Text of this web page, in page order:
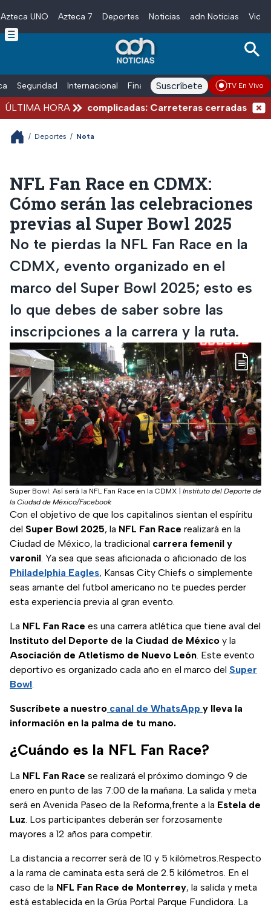
Skip to main content
Azteca UNO Azteca 7 Deportes Noticias adn Noticias
Seguridad Internacional Finanzas adn Noticias Radio
Suscríbete TV En Vivo
ÚLTIMA HORA
de verano complicadas: Carreteras cerradas por
/ Deportes / Nota
NFL Fan Race en CDMX:
Cómo serán las celebraciones
previas al Super Bowl 2025
No te pierdas la NFL Fan Race en la
CDMX, evento organizado en el
marco del Super Bowl 2025; esto es
lo que debes de saber sobre las
inscripciones a la carrera y la ruta.
Super Bowl: Así será la NFL Fan Race en la CDMX
Instituto del Deporte de
la Ciudad de México/Facebook
Con el objetivo de que los capitalinos sientan el espíritu
del Super Bowl 2025, la NFL Fan Race realizará en la
Ciudad de México, la tradicional carrera femenil y
varonil. Ya sea que seas aficionada o aficionado de los
Philadelphia Eagles, Kansas City Chiefs o simplemente
seas amante del futbol americano no te puedes perder
esta experiencia previa al gran evento.
La NFL Fan Race es una carrera atlética que tiene aval del
Instituto del Deporte de la Ciudad de México y la
Asociación de Atletismo de Nuevo León. Este evento
deportivo es organizado cada año en el marco del Super
Bowl.
Suscríbete a nuestro canal de WhatsApp y lleva la
información en la palma de tu mano.
¿Cuándo es la NFL Fan Race?
La NFL Fan Race se realizará el próximo domingo 9 de
enero en punto de las 7:00 de la mañana. La salida y meta
será en Avenida Paseo de la Reforma,frente a la Estela de
Luz. Los participantes deberán ser forzosamente
mayores a 12 años para competir.
La distancia a recorrer será de 10 y 5 kilómetros.Respecto
a la rama de caminata esta será de 2.5 kilómetros. En el
caso de la NFL Fan Race de Monterrey, la salida y meta
está establecida en la Grúa Portal Parque Fundidora. La